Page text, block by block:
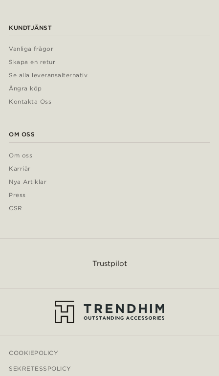
KUNDTJÄNST
Vanliga frågor
Skapa en retur
Se alla leveransalternativ
Ångra köp
Kontakta Oss
OM OSS
Om oss
Karriär
Nya Artiklar
Press
CSR
Trustpilot
COOKIEPOLICY
SEKRETESSPOLICY